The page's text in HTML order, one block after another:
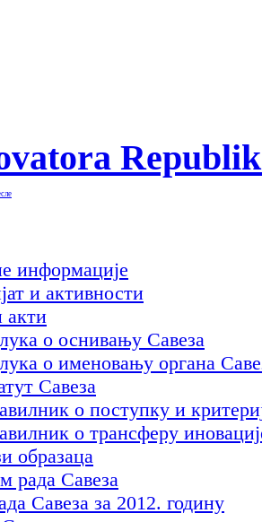
информације
и активности
акти
о оснивању Савеза
о именовању органа
Савеза
о поступку и
о трансферу
образаца
рада Савеза
Савеза за 2012. годину